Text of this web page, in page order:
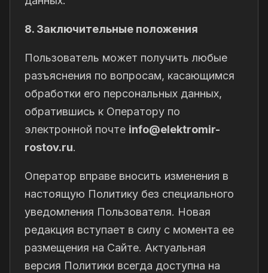
8. Заключительные положения
Пользователь может получить любые
разъяснения по вопросам, касающимся
обработки его персональных данных,
обратившись к Оператору по
электронной почте info@elektromir-
rostov.ru.
Оператор вправе вносить изменения в
настоящую Политику без специального
уведомления Пользователя. Новая
редакция вступает в силу с момента ее
размещения на Сайте. Актуальная
версия Политики всегда доступна на